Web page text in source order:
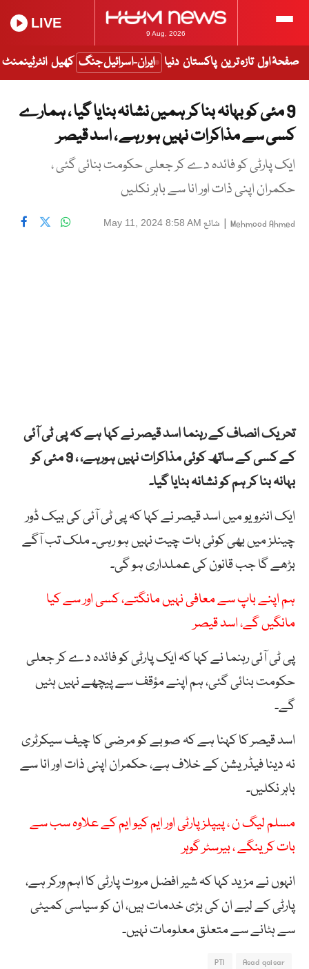
9 Aug, 2026
LIVE
صفحۂ اول تازہ ترین پاکستان دنیا ایران-اسرائیل جنگ کھیل انٹرٹینمنٹ
9 مئی کو بہانہ بنا کر ہمیں نشانہ بنایا گیا ، ہمارے
کسی سے مذاکرات نہیں ہو رہے ، اسد قیصر
ایک پارٹی کو فائدہ دے کر جعلی حکومت بنائی گئی ،
حکمران اپنی ذات اور انا سے باہر نکلیں
Mehmood Ahmed
| شائع May 11, 2024 8:58 AM
تحریک انصاف کے رہنما اسد قیصر نے کہا ہے کہ پی ٹی آئی
کے کسی کے ساتھ کوئی مذاکرات نہیں ہورہے، ، 9 مئی کو
بہانہ بنا کر ہم کو نشانہ بنایا گیا۔
ایک انٹرویو میں اسد قیصر نے کہا کہ پی ٹی آئی کی بیک ڈور
چینلز میں بھی کوئی بات چیت نہیں ہو رہی۔ ملک تب آگے
بڑھے گا جب قانون کی عملداری ہو گی۔
ہم اپنے باپ سے معافی نہیں مانگتے، کسی اور سے کیا
مانگیں گے، اسد قیصر
پی ٹی آئی رہنما نے کہا کہ ایک پارٹی کو فائدہ دے کر جعلی
حکومت بنائی گئی، ہم اپنے مؤقف سے پیچھے نہیں ہٹیں
گے۔
اسد قیصر کا کہنا ہے کہ صوبے کو مرضی کا چیف سیکرٹری
نہ دینا فیڈریشن کے خلاف ہے، حکمران اپنی ذات اور انا سے
باہر نکلیں۔
مسلم لیگ ن ، پیپلز پارٹی اور ایم کیو ایم کے علاوہ سب سے
بات کرینگے ، بیرسٹر گوہر
انہوں نے مزید کہا کہ شیر افضل مروت پارٹی کا اہم ورکر ہے،
پارٹی کے لیے ان کی بڑی خدمات ہیں، ان کو سیاسی کمیٹی
سے ہٹانے سے متعلق معلومات نہیں۔
Asad qaisar
PTI